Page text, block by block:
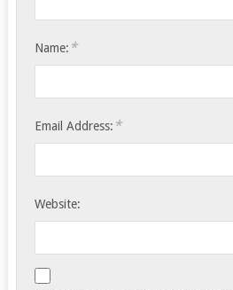
Name: *
Email Address: *
Website: